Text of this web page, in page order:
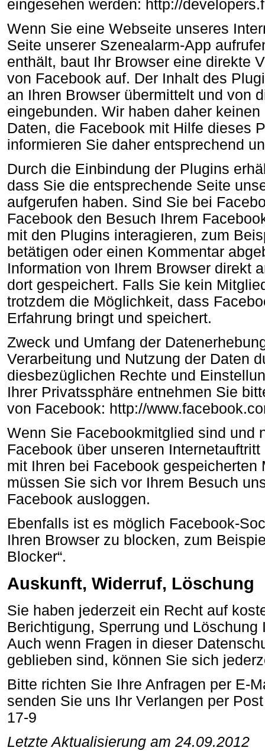
eingesehen werden: http://
Wenn Sie eine Webseite unseres
Seite unserer Szenealarm-App
enthält, baut Ihr Browser eine direkte
von Facebook auf. Der Inhalt des
an Ihren Browser übermittelt und von
eingebunden. Wir haben daher
Daten, die Facebook mit Hilfe dieses
informieren Sie daher entsprechend
Durch die Einbindung der Plugins
dass Sie die entsprechende Seite
aufgerufen haben. Sind Sie bei
Facebook den Besuch Ihrem
mit den Plugins interagieren, zum
betätigen oder einen Kommentar
Information von Ihrem Browser direkt
dort gespeichert. Falls Sie kein
trotzdem die Möglichkeit, dass
Erfahrung bringt und speichert.
Zweck und Umfang der
Verarbeitung und Nutzung der Daten
diesbezüglichen Rechte und
Ihrer Privatssphäre entnehmen Sie
von Facebook: http://
Wenn Sie Facebookmitglied sind und
Facebook über unseren
mit Ihren bei Facebook gespeicherten
müssen Sie sich vor Ihrem Besuch
Facebook ausloggen.
Ebenfalls ist es möglich Facebook-
Ihren Browser zu blocken, zum
Blocker“.
Auskunft, Widerruf, Löschung
Sie haben jederzeit ein Recht auf
Berichtigung, Sperrung und
Auch wenn Fragen in dieser
geblieben sind, können Sie sich
Bitte richten Sie Ihre Anfragen per E-
senden Sie uns Ihr Verlangen per
17-9
Letzte Aktualisierung am 24.09.2012